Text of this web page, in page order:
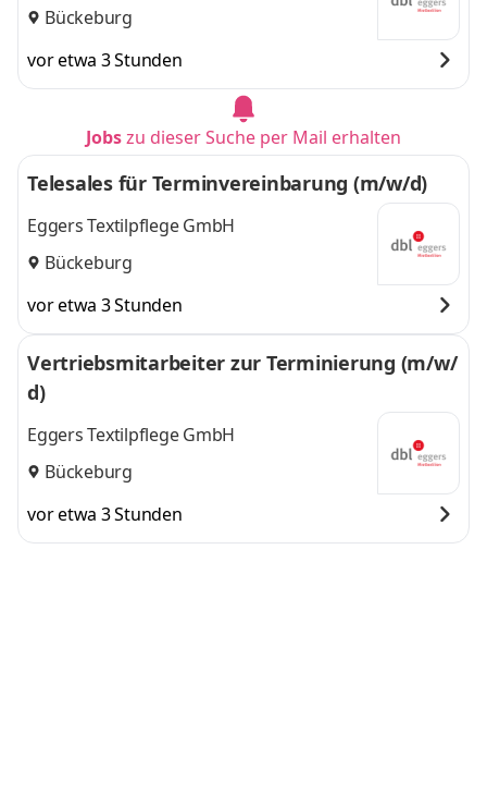
Bückeburg
vor etwa 3 Stunden
Jobszu dieser Suche per Mail erhalten
Telesales für Terminvereinbarung (m/w/d)
Eggers Textilpflege GmbH
Bückeburg
vor etwa 3 Stunden
Vertriebsmitarbeiter zur Terminierung (m/w/
d)
Eggers Textilpflege GmbH
Bückeburg
vor etwa 3 Stunden